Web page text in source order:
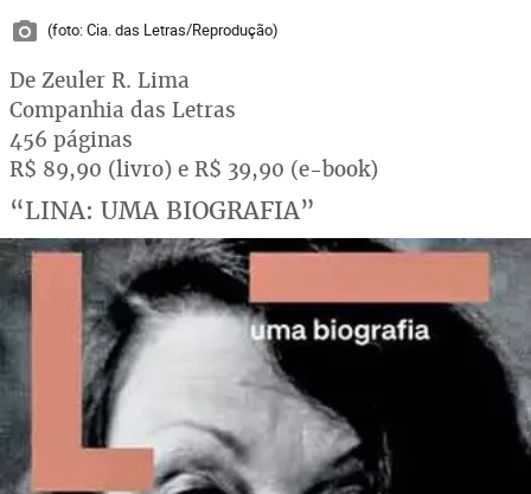
(foto: Cia. das Letras/Reprodução)
De Zeuler R. Lima
Companhia das Letras
456 páginas
R$ 89,90 (livro) e R$ 39,90 (e-book)
“LINA: UMA BIOGRAFIA”